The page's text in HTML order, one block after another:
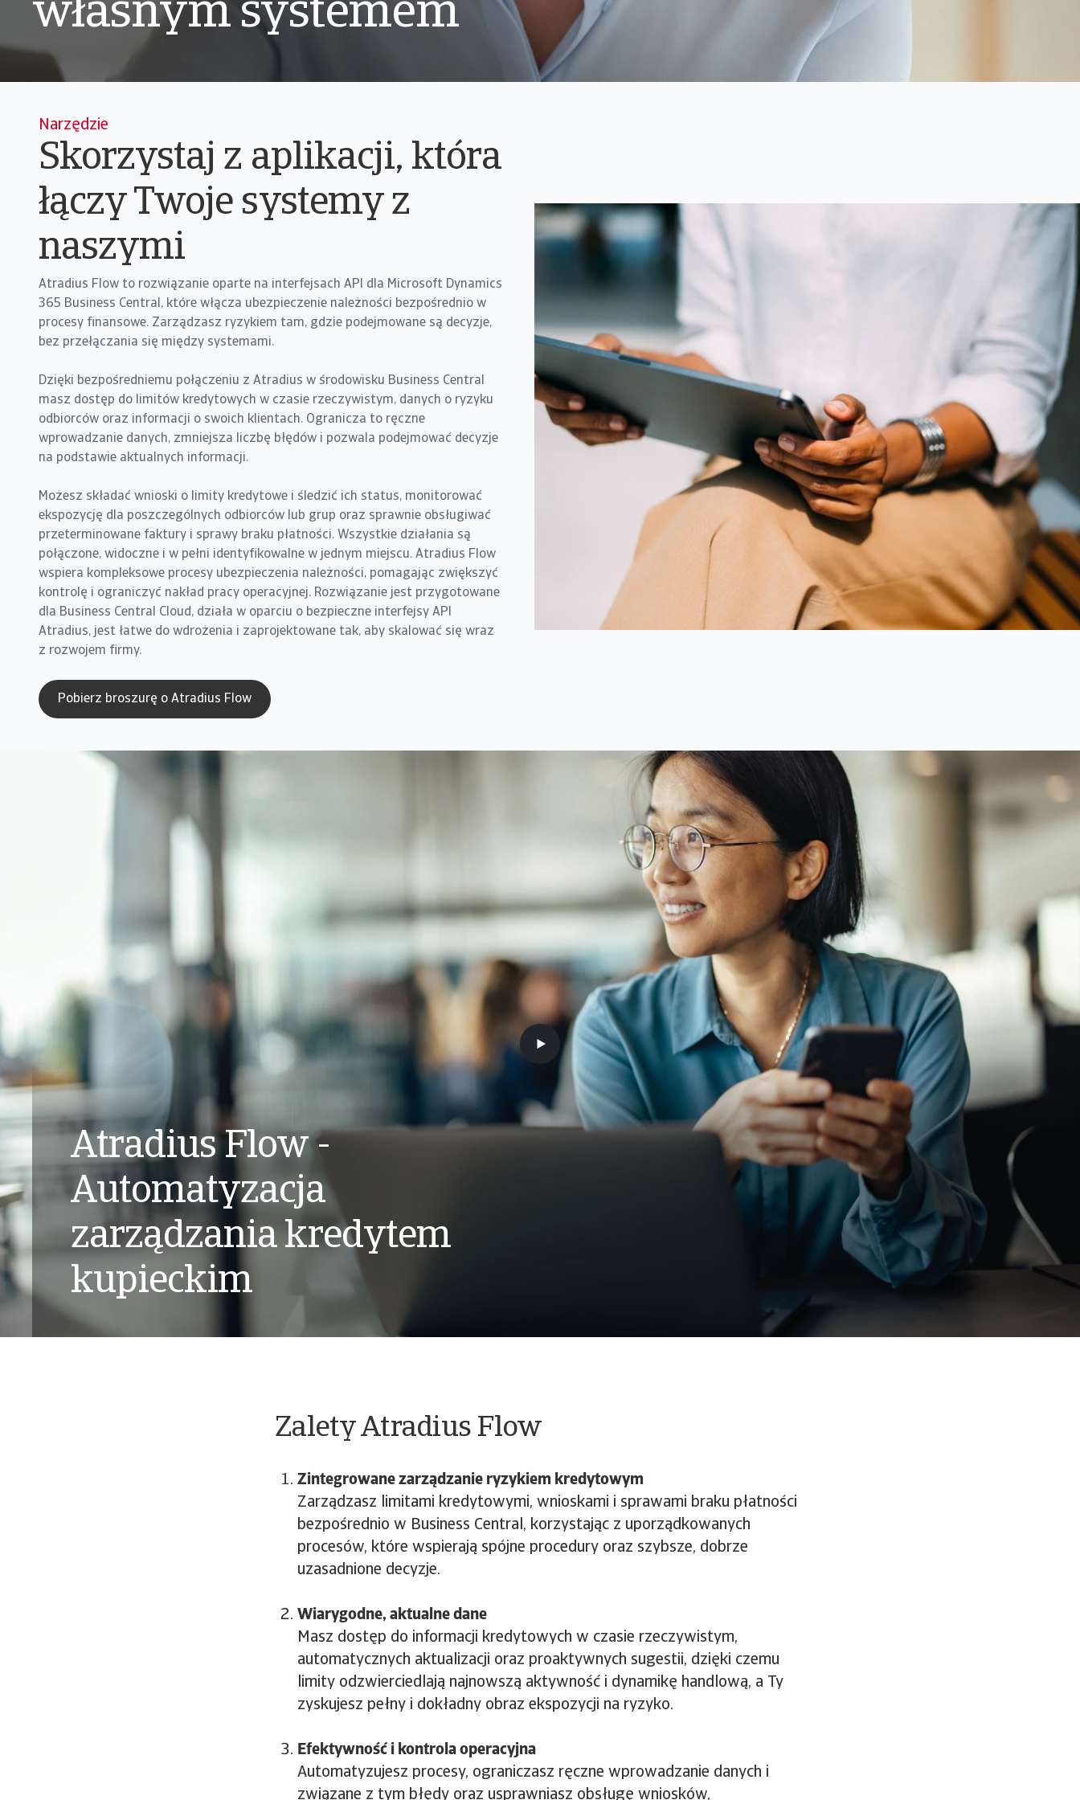
własnym systemem
Narzędzie
Skorzystaj z aplikacji, która
łączy Twoje systemy z
naszymi
Atradius Flow to rozwiązanie oparte na interfejsach API dla Microsoft Dynamics
365 Business Central, które włącza ubezpieczenie należności bezpośrednio w
procesy finansowe. Zarządzasz ryzykiem tam, gdzie podejmowane są decyzje,
bez przełączania się między systemami.
Dzięki bezpośredniemu połączeniu z Atradius w środowisku Business Central
masz dostęp do limitów kredytowych w czasie rzeczywistym, danych o ryzyku
odbiorców oraz informacji o swoich klientach. Ogranicza to ręczne
wprowadzanie danych, zmniejsza liczbę błędów i pozwala podejmować decyzje
na podstawie aktualnych informacji.
Możesz składać wnioski o limity kredytowe i śledzić ich status, monitorować
ekspozycję dla poszczególnych odbiorców lub grup oraz sprawnie obsługiwać
przeterminowane faktury i sprawy braku płatności. Wszystkie działania są
połączone, widoczne i w pełni identyfikowalne w jednym miejscu. Atradius Flow
wspiera kompleksowe procesy ubezpieczenia należności, pomagając zwiększyć
kontrolę i ograniczyć nakład pracy operacyjnej. Rozwiązanie jest przygotowane
dla Business Central Cloud, działa w oparciu o bezpieczne interfejsy API
Atradius, jest łatwe do wdrożenia i zaprojektowane tak, aby skalować się wraz
z rozwojem firmy.
Pobierz broszurę o Atradius Flow
Atradius Flow -
Automatyzacja
zarządzania kredytem
kupieckim
Zalety Atradius Flow
Zintegrowane zarządzanie ryzykiem kredytowym
Zarządzasz limitami kredytowymi, wnioskami i sprawami braku płatności
bezpośrednio w Business Central, korzystając z uporządkowanych
procesów, które wspierają spójne procedury oraz szybsze, dobrze
uzasadnione decyzje.
Wiarygodne, aktualne dane
Masz dostęp do informacji kredytowych w czasie rzeczywistym,
automatycznych aktualizacji oraz proaktywnych sugestii, dzięki czemu
limity odzwierciedlają najnowszą aktywność i dynamikę handlową, a Ty
zyskujesz pełny i dokładny obraz ekspozycji na ryzyko.
Efektywność i kontrola operacyjna
Automatyzujesz procesy, ograniczasz ręczne wprowadzanie danych i
związane z tym błędy oraz usprawniasz obsługę wniosków,